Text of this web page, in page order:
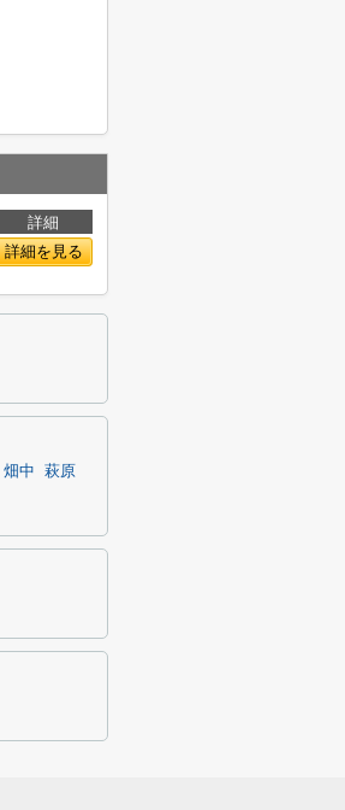
詳細
詳細を見る
畑中
萩原